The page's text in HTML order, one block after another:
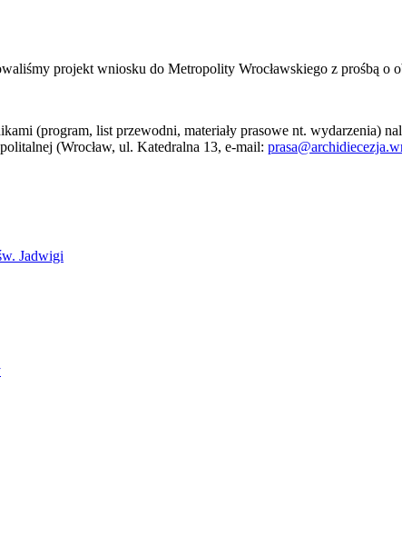
projekt wniosku do Metropolity Wrocławskiego z prośbą o
(program, list przewodni, materiały prasowe nt. wydarzenia)
(Wrocław, ul. Katedralna 13, e-mail:
Jadwigi